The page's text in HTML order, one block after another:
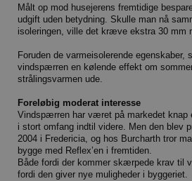
Målt op mod husejerens fremtidige
udgift uden betydning. Skulle man nå
isoleringen, ville det kræve ekstra 30 mm
Foruden de varmeisolerende
vindspærren en kølende effekt om
strålingsvarmen ude.
Foreløbig moderat interesse
Vindspærren har været på markedet
i stort omfang indtil videre. Men den blev
2004 i Fredericia, og hos Burcharth tror
bygge med Reflex’en i fremtiden.
Både fordi der kommer skærpede krav til
fordi den giver nye muligheder i byggeriet.